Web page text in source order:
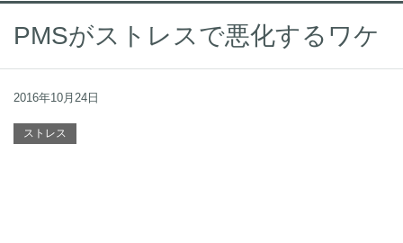
PMSがストレスで悪化するワケ
2016年10月24日
ストレス